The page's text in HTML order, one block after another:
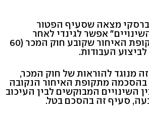
מצאה שסעיף הפטור
אפשר לגינדי לאחר
במסירה מעבר לתקופת האיחור שקובע חוק המכר (60
העבודות.
מנוגד להוראות של חוק המכר,
מתקופת האיחור הנקובה
השינויים המבוקשים לבין העיכוב
סעיף זה בהסכם בטל.